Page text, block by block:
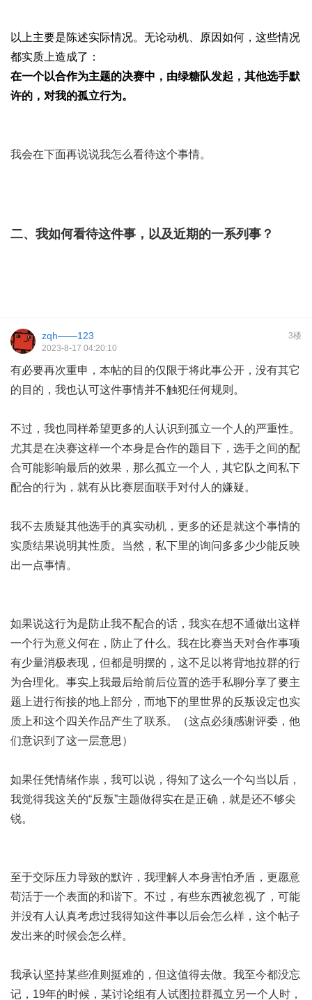
以上主要是陈述实际情况。无论动机、原因如何，这些情况
都实质上造成了：
在一个以合作为主题的决赛中，由绿糖队发起，其他选手默
许的，对我的孤立行为。
我会在下面再说说我怎么看待这个事情。
二、我如何看待这件事，以及近期的一系列事？
3楼
zqh——123
2023-8-17 04:20:10
有必要再次重申，本帖的目的仅限于将此事公开，没有其它
的目的，我也认可这件事情并不触犯任何规则。
不过，我也同样希望更多的人认识到孤立一个人的严重性。
尤其是在决赛这样一个本身是合作的题目下，选手之间的配
合可能影响最后的效果，那么孤立一个人，其它队之间私下
配合的行为，就有从比赛层面联手对付人的嫌疑。
我不去质疑其他选手的真实动机，更多的还是就这个事情的
实质结果说明其性质。当然，私下里的询问多多少少能反映
出一点事情。
如果说这行为是防止我不配合的话，我实在想不通做出这样
一个行为意义何在，防止了什么。我在比赛当天对合作事项
有少量消极表现，但都是明摆的，这不足以将背地拉群的行
为合理化。事实上我最后给前后位置的选手私聊分享了要主
题上进行衔接的地上部分，而地下的里世界的反叛设定也实
质上和这个四关作品产生了联系。（这点必须感谢评委，他
们意识到了这一层意思）
如果任凭情绪作祟，我可以说，得知了这么一个勾当以后，
我觉得我这关的“反叛”主题做得实在是正确，就是还不够尖
锐。
至于交际压力导致的默许，我理解人本身害怕矛盾，更愿意
苟活于一个表面的和谐下。不过，有些东西被忽视了，可能
并没有人认真考虑过我得知这件事以后会怎么样，这个帖子
发出来的时候会怎么样。
我承认坚持某些准则挺难的，但这值得去做。我至今都没忘
记，19年的时候，某讨论组有人试图拉群孤立另一个人时，